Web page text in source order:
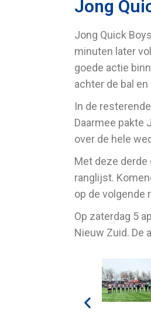
Jong
Jong Quick
minuten later
goede actie
achter de bal
In de
Daarmee pakte
over de hele
Met deze derde
ranglijst.
op de volgende
Op zaterdag 5
Nieuw Zuid. De